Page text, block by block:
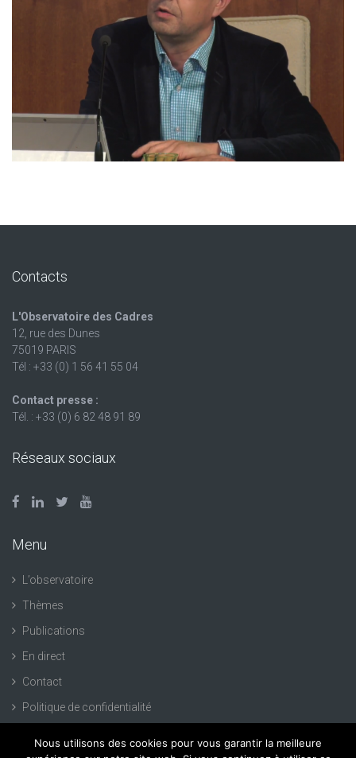
Contacts
L'Observatoire des Cadres
12, rue des Dunes
75019 PARIS
Tél : +33 (0) 1 56 41 55 04
Contact presse :
Tél. : +33 (0) 6 82 48 91 89
Réseaux sociaux
Menu
L’observatoire
Thèmes
Publications
En direct
Contact
Politique de confidentialité
Nous utilisons des cookies pour vous garantir la meilleure